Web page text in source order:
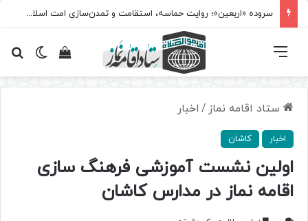
سروده‌ «اربعین»؛ روایت حماسه، استقامت و تمدن‌سازی امت اسلامی
تغییرمشاهده فهرست
ستاد اقامه نماز / اخبار
اخبار کاشان
اولین نشست آموزشی فرهنگ سازی
اقامه نماز در مدارس کاشان